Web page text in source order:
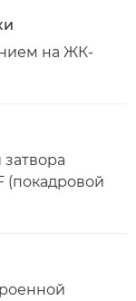
на ЖК-
(покадровой